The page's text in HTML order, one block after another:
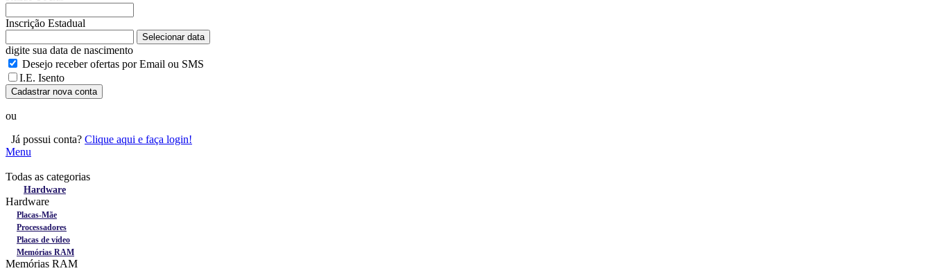
Inscrição Estadual
Selecionar data
digite sua data de nascimento
Desejo receber ofertas por Email ou SMS
I.E. Isento
Cadastrar nova conta
ou
Já possui conta? Clique aqui e faça login!
Menu
Todas as categorias
Hardware
Hardware
Placas-Mãe
Processadores
Placas de vídeo
Memórias RAM
Memórias RAM